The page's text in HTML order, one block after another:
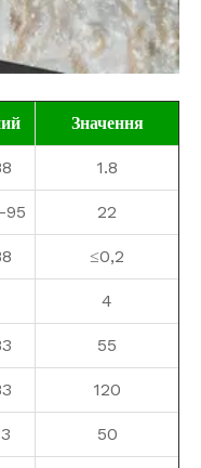
Значення
1.8
95
22
≤0,2
4
55
120
50